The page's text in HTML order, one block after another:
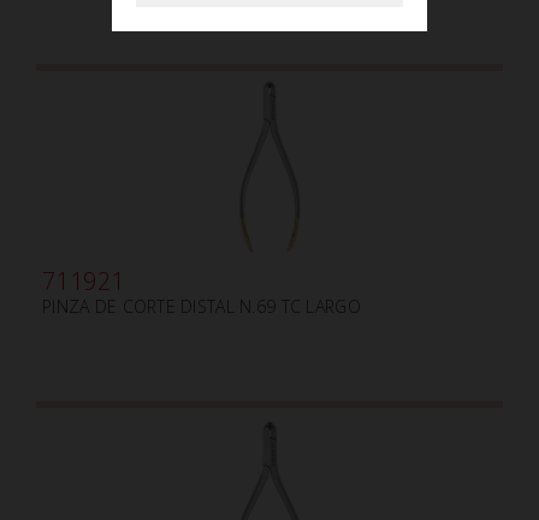
711921
PINZA DE CORTE DISTAL N.69 TC LARGO